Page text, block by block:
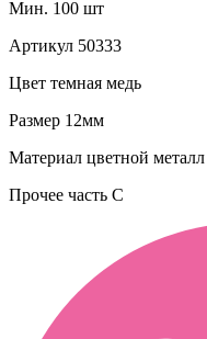
Мин. 100 шт
Артикул 50333
Цвет темная медь
Размер 12мм
Материал цветной металл
Прочее часть C